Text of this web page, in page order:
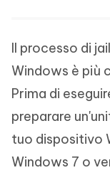
Il processo di
Windows è più
Prima di
preparare
tuo dispositivo
Windows 7 o